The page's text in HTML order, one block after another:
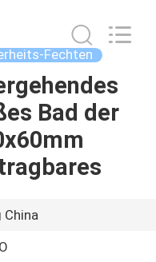
Fechten
Bad der
China